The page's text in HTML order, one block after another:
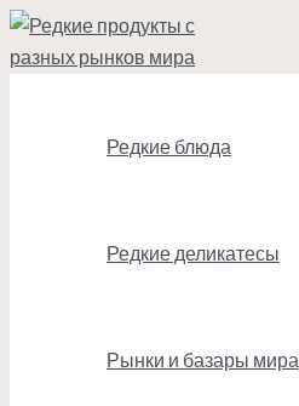
Перейти
к
Редкие блюда
Редкие деликатесы
Рынки и базары мира